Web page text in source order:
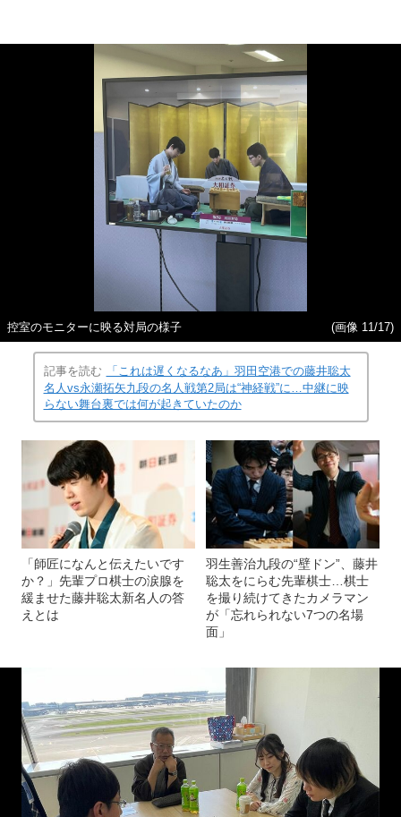
控室のモニターに映る対局の様子 (画像 11/17)
記事を読む
「これは遅くなるなあ」羽田空港での藤井聡太
名人vs永瀬拓矢九段の名人戦第2局は“神経戦”に…中継に映
らない舞台裏では何が起きていたのか
「師匠になんと伝えたいです
か？」先輩プロ棋士の涙腺を
緩ませた藤井聡太新名人の答
えとは
羽生善治九段の“壁ドン”、藤井
聡太をにらむ先輩棋士…棋士
を撮り続けてきたカメラマン
が「忘れられない7つの名場
面」